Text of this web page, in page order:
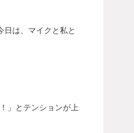
日は、マイクと私と
」とテンションが上